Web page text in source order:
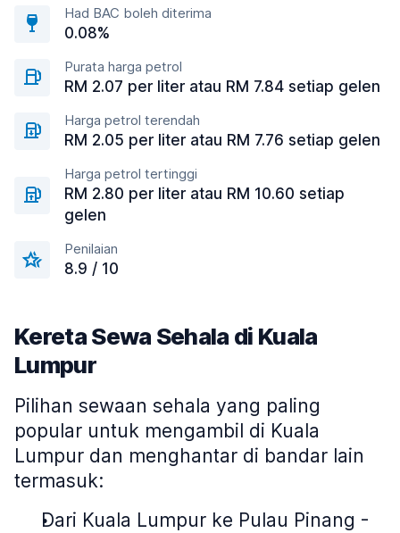
Had BAC boleh diterima
0.08%
Purata harga petrol
RM 2.07 per liter atau RM 7.84 setiap gelen
Harga petrol terendah
RM 2.05 per liter atau RM 7.76 setiap gelen
Harga petrol tertinggi
RM 2.80 per liter atau RM 10.60 setiap
gelen
Penilaian
8.9 / 10
Kereta Sewa Sehala di Kuala
Lumpur
Pilihan sewaan sehala yang paling
popular untuk mengambil di Kuala
Lumpur dan menghantar di bandar lain
termasuk:
Dari Kuala Lumpur ke Pulau Pinang -